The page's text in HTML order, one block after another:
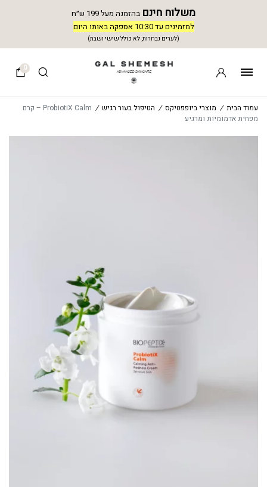
משלוח חינם בהזמנה מעל 199 ש״ח
למזמינים עד 10:30 אספקה באותו היום
(לערים נבחרות, לא כולל שישי ושבת)
0
עמוד הבית / מוצרי ביופפטיקס / הטיפול בעור רגיש /
ProbiotiX Calm – קרם
מפחית אדמומיות ומרגיע